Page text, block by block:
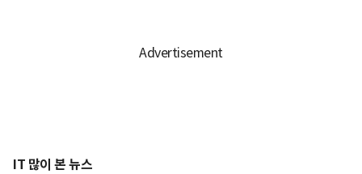
IT 많이 본 뉴스